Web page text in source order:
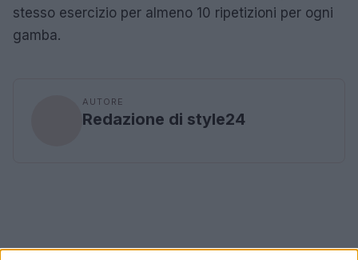
stesso esercizio per almeno 10 ripetizioni per ogni
gamba.
AUTORE
Redazione di style24